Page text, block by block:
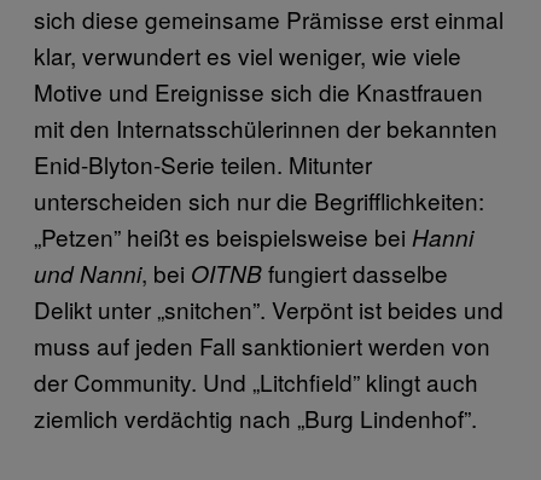
sich diese gemeinsame Prämisse erst einmal
klar, verwundert es viel weniger, wie viele
Motive und Ereignisse sich die Knastfrauen
mit den Internatsschülerinnen der bekannten
Enid-Blyton-Serie teilen. Mitunter
unterscheiden sich nur die Begrifflichkeiten:
„Petzen” heißt es beispielsweise bei Hanni
und Nanni, bei OITNBfungiert dasselbe
Delikt unter „snitchen”. Verpönt ist beides und
muss auf jeden Fall sanktioniert werden von
der Community. Und „Litchfield” klingt auch
ziemlich verdächtig nach „Burg Lindenhof”.